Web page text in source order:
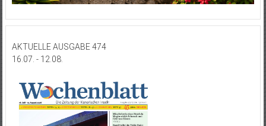
AKTUELLE AUSGABE 474
16.07. - 12.08.